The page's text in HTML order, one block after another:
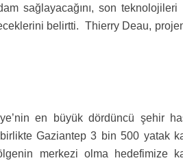
sağlayacağını, son teknolojileri
belirtti. Thierry Deau,
en büyük dördüncü şehir
Gaziantep 3 bin 500 yatak
merkezi olma hedefimize